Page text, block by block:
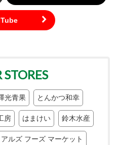
光青果 とんかつ和幸
房 はまけい 鈴木水産
アルズ フーズ マーケット